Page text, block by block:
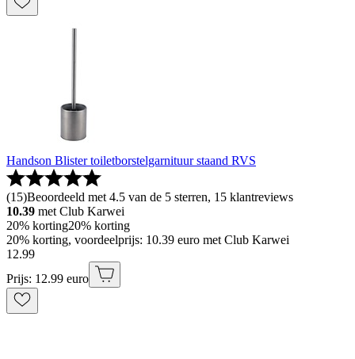
Handson Blister toiletborstelgarnituur staand RVS
(15)Beoordeeld met 4.5 van de 5 sterren, 15 klantreviews
10.39 met Club Karwei
20% korting20% korting
20% korting, voordeelprijs: 10.39 euro met Club Karwei
12.99
Prijs: 12.99 euro